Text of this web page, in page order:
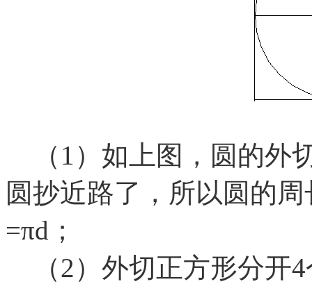
（1）如上图，圆的外
圆抄近路了，所以圆的
=πd；
（2）外切正方形分开